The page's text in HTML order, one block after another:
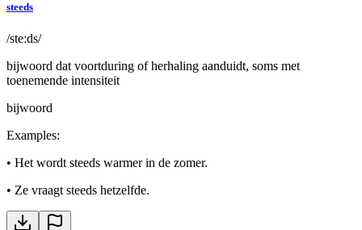
steeds
/steːds/
bijwoord dat voortduring of herhaling aanduidt, soms met
toenemende intensiteit
bijwoord
Examples:
• Het wordt steeds warmer in de zomer.
• Ze vraagt steeds hetzelfde.